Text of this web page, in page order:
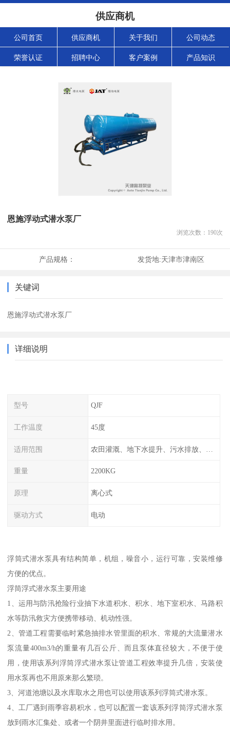
供应商机
公司首页 供应商机 关于我们 公司动态
荣誉认证 招聘中心 客户案例 产品知识
恩施浮动式潜水泵厂
浏览次数： 190次
产品规格： 发货地:天津市津南区
关键词
恩施浮动式潜水泵厂
详细说明
型号 QJF
工作温度 45度
适用范围
重量 2200KG
原理 离心式
驱动方式 电动
浮筒式潜水泵具有结构简单，机组，噪音小，运行可靠，安装维修
方便的优点。
浮筒浮式潜水泵主要用途
1、运用与防汛抢险行业抽下水道积水、积水、地下室积水、马路积
水等防汛救灾方便携带移动、机动性强。
2、管道工程需要临时紧急抽排水管里面的积水、常规的大流量潜水
泵流量400m3/h的重量有几百公斤、而且泵体直径较大，不便于使
用，使用该系列浮筒浮式潜水泵让管道工程效率提升几倍，安装使
用水泵再也不用原来那么繁琐。
3、河道池塘以及水库取水之用也可以使用该系列浮筒式潜水泵。
4、工厂遇到雨季容易积水，也可以配置一套该系列浮筒浮式潜水泵
放到雨水汇集处、或者一个阴井里面进行临时排水用。